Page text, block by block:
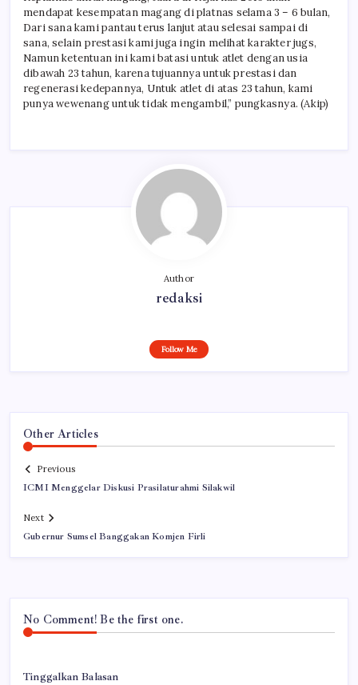
mendapat kesempatan magang di platnas selama 3 – 6 bulan,
Dari sana kami pantau terus lanjut atau selesai sampai di
sana, selain prestasi kami juga ingin melihat karakter jugs,
Namun ketentuan ini kami batasi untuk atlet dengan usia
dibawah 23 tahun, karena tujuannya untuk prestasi dan
regenerasi kedepannya, Untuk atlet di atas 23 tahun, kami
punya wewenang untuk tidak mengambil,” pungkasnya. (Akip)
Author
redaksi
Follow Me
Other Articles
Previous
ICMI Menggelar Diskusi Prasilaturahmi Silakwil
Next
Gubernur Sumsel Banggakan Komjen Firli
No Comment! Be the first one.
Tinggalkan Balasan